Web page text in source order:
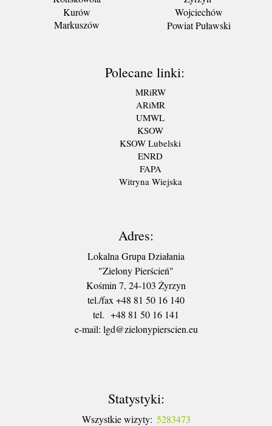
Kurów
Markuszów
Wojciechów
Powiat Puławski
Polecane linki:
MRiRW
ARiMR
UMWL
KSOW
KSOW Lubelski
ENRD
FAPA
Witryna Wiejska
Adres:
Lokalna Grupa Działania
"Zielony Pierścień"
Kośmin 7, 24-103 Żyrzyn
tel./fax +48 81 50 16 140
tel. +48 81 50 16 141
​e-mail: lgd@zielonypierscien.eu
Statystyki:
Wszystkie wizyty: 5283473